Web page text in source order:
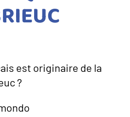
est originaire de la
?